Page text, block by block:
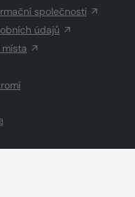
společnosti
údajů